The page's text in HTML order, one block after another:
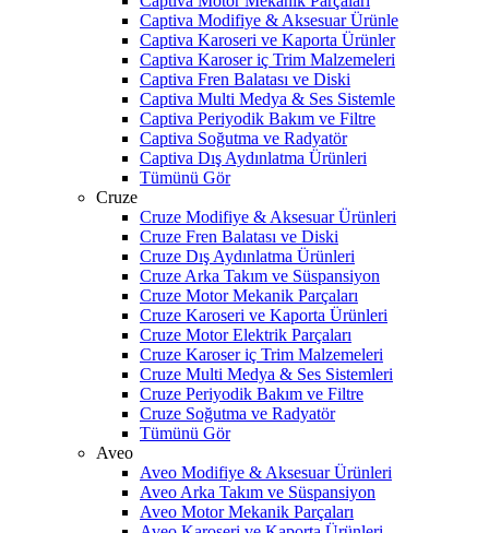
Captiva Modifiye & Aksesuar Ürünle
Captiva Karoseri ve Kaporta Ürünler
Captiva Karoser iç Trim Malzemeleri
Captiva Fren Balatası ve Diski
Captiva Multi Medya & Ses Sistemle
Captiva Periyodik Bakım ve Filtre
Captiva Soğutma ve Radyatör
Captiva Dış Aydınlatma Ürünleri
Tümünü Gör
Cruze
Cruze Modifiye & Aksesuar Ürünleri
Cruze Fren Balatası ve Diski
Cruze Dış Aydınlatma Ürünleri
Cruze Arka Takım ve Süspansiyon
Cruze Motor Mekanik Parçaları
Cruze Karoseri ve Kaporta Ürünleri
Cruze Motor Elektrik Parçaları
Cruze Karoser iç Trim Malzemeleri
Cruze Multi Medya & Ses Sistemleri
Cruze Periyodik Bakım ve Filtre
Cruze Soğutma ve Radyatör
Tümünü Gör
Aveo
Aveo Modifiye & Aksesuar Ürünleri
Aveo Arka Takım ve Süspansiyon
Aveo Motor Mekanik Parçaları